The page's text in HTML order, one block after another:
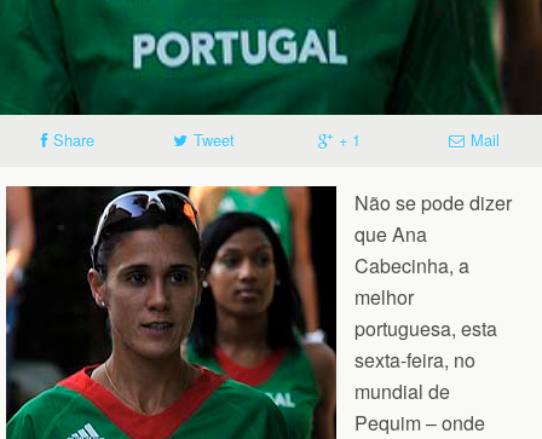
Share Tweet + 1 Mail
Não se pode dizer
que Ana
Cabecinha, a
melhor
portuguesa, esta
sexta-feira, no
mundial de
Pequim – onde